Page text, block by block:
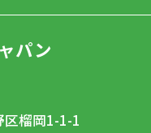
パン
区榴岡1-1-1